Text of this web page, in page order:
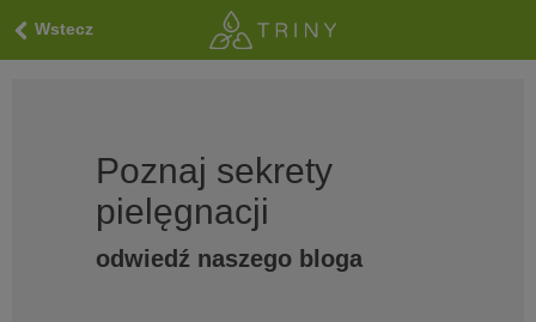
Wstecz
Poznaj sekrety
pielęgnacji
odwiedź naszego bloga